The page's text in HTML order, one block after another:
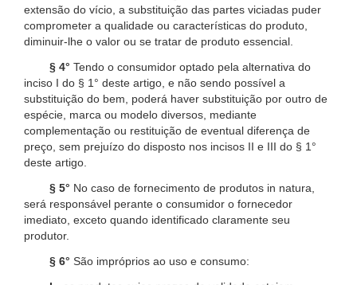
extensão do vício, a substituição das partes viciadas puder
comprometer a qualidade ou características do produto,
diminuir-lhe o valor ou se tratar de produto essencial.
§ 4° Tendo o consumidor optado pela alternativa do
inciso I do § 1° deste artigo, e não sendo possível a
substituição do bem, poderá haver substituição por outro de
espécie, marca ou modelo diversos, mediante
complementação ou restituição de eventual diferença de
preço, sem prejuízo do disposto nos incisos II e III do § 1°
deste artigo.
§ 5° No caso de fornecimento de produtos in natura,
será responsável perante o consumidor o fornecedor
imediato, exceto quando identificado claramente seu
produtor.
§ 6° São impróprios ao uso e consumo: